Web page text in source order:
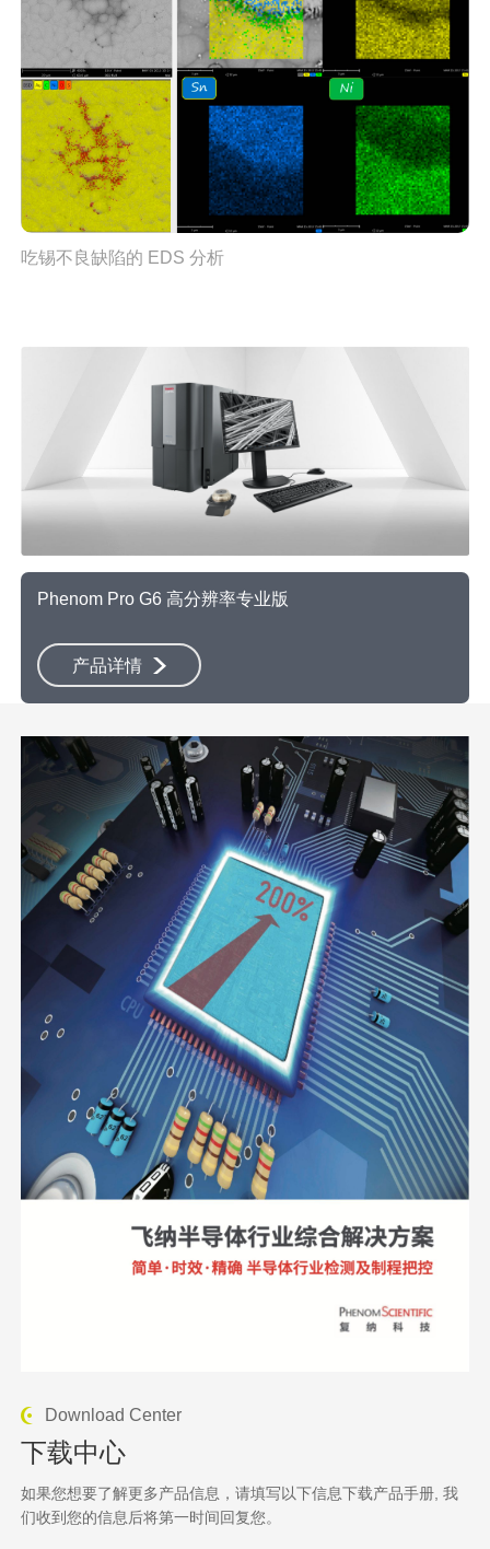
吃锡不良缺陷的 EDS 分析
Phenom Pro G6 高分辨率专业版
产品详情
Download Center
下载中心
如果您想要了解更多产品信息，请填写以下信息下载产品手册, 我
们收到您的信息后将第一时间回复您。